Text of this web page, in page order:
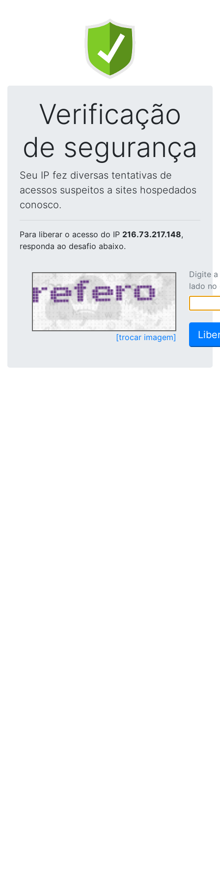
Verificação
de segurança
Seu IP fez diversas tentativas de
acessos suspeitos a sites hospedados
conosco.
Para liberar o acesso do IP 216.73.217.148,
responda ao desafio abaixo.
[trocar imagem]
Digite
lado no